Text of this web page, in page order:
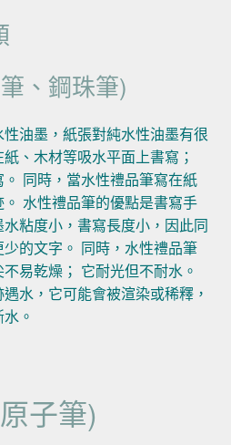
、鋼珠筆)
油墨，紙張對純水性油墨有很
、木材等吸水平面上書寫；
同時，當水性禮品筆寫在紙
水性禮品筆的優點是書寫手
粘度小，書寫長度小，因此同
的文字。 同時，水性禮品筆
易乾燥； 它耐光但不耐水。
水，它可能會被渲染或稀釋，
。
子筆)